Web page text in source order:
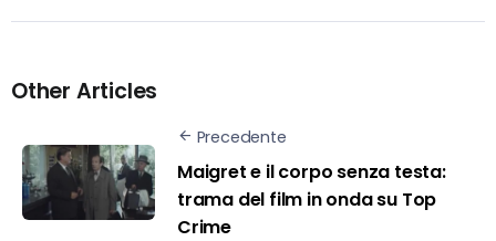
Other Articles
Precedente
Maigret e il corpo senza testa:
trama del film in onda su Top
Crime